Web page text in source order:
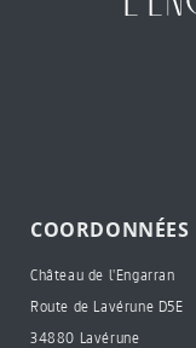
COORDONNÉES
Château de l'Engarran
Route de Lavérune D5E
34880 Lavérune